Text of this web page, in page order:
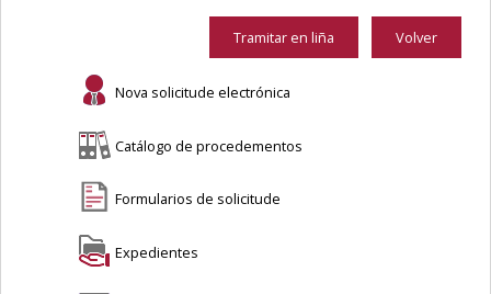
Volver
Tramitar en liña
Nova solicitude electrónica
Catálogo de procedementos
Formularios de solicitude
Expedientes